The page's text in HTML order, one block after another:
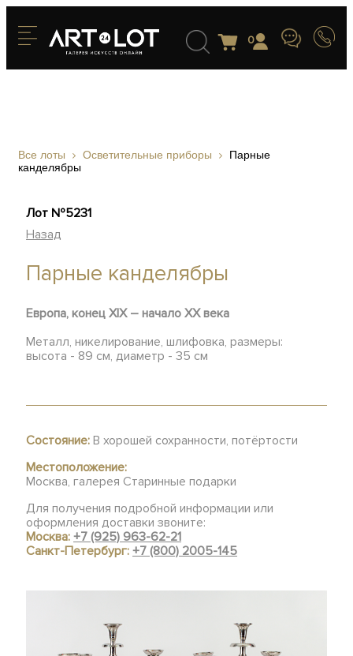
0
Все лоты Осветительные приборы
Парные
канделябры
Лот №5231
Назад
Парные канделябры
Европа, конец XIX – начало XX века
Металл, никелирование, шлифовка, размеры:
высота - 89 см, диаметр - 35 см
Состояние: В хорошей сохранности, потёртости
Местоположение:
Москва, галерея Старинные подарки
Для получения подробной информации или
оформления доставки звоните:
Москва:+7 (925) 963-62-21
Санкт-Петербург:+7 (800) 2005-145